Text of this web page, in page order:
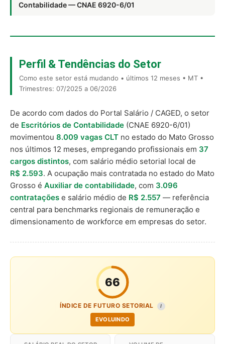
Contabilidade — CNAE 6920-6/01
Perfil & Tendências do Setor
Como este setor está mudando • últimos 12 meses • MT •
Trimestres: 07/2025 a 06/2026
De acordo com dados do Portal Salário / CAGED, o setor
de Escritórios de Contabilidade (CNAE 6920-6/01)
movimentou 8.009 vagas CLT no estado do Mato Grosso
nos últimos 12 meses, empregando profissionais em 37
cargos distintos, com salário médio setorial local de
R$ 2.593. A ocupação mais contratada no estado do Mato
Grosso é Auxiliar de contabilidade, com 3.096
contratações e salário médio de R$ 2.557 — referência
central para benchmarks regionais de remuneração e
dimensionamento de workforce em empresas do setor.
66
ÍNDICE DE FUTURO SETORIAL I
EVOLUINDO